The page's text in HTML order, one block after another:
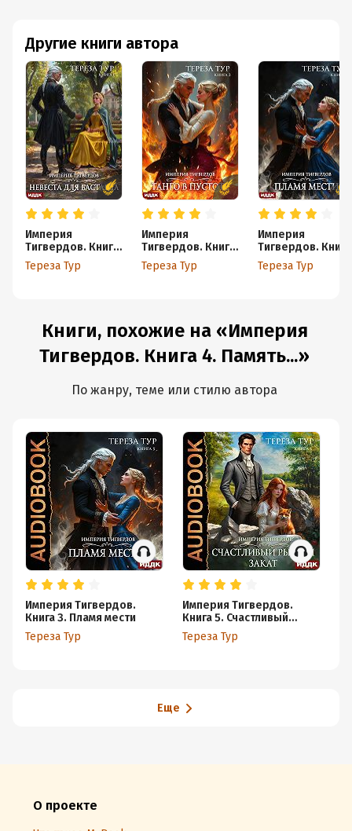
Другие книги автора
Империя
Тигвердов. Книга
1. Невеста для
бастарда
Тереза Тур
Империя
Тигвердов. Книга
2. Танго в пустоте
Тереза Тур
Империя
Тигвердов. Книга
3. Пламя мести
Тереза Тур
Книги, похожие на «Империя
Тигвердов. Книга 4. Память...»
По жанру, теме или стилю автора
Империя Тигвердов.
Книга 3. Пламя мести
Тереза Тур
Империя Тигвердов.
Книга 5. Счастливый
рыжий закат
Тереза Тур
Еще
О проекте